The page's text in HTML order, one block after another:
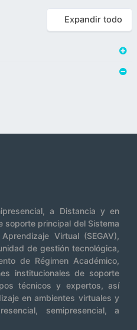
Expandir todo
a Distancia y en
soporte principal del Sistema
Virtual (SEGAV),
de gestión tecnológica,
de Régimen Académico,
institucionales de soporte
técnicos y expertos, así
en ambientes virtuales y
semipresencial, a